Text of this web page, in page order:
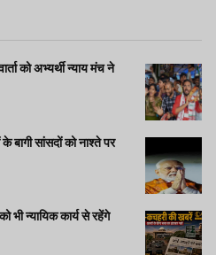
को अभ्यर्थी न्याय मंच ने
बागी सांसदों को नाश्ते पर
भी न्यायिक कार्य से रहेंगे